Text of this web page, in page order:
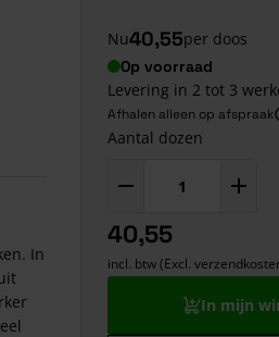
In
Nu40,55per doos
Op voorraad
Levering in 2 tot 3
Afhalen alleen op afspraak
Aantal dozen
40,55
incl. btw (Excl.
In mijn